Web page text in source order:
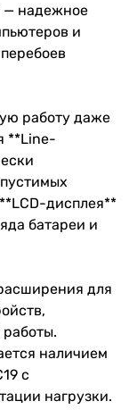
— надежное
и
работу даже
**Line-
дисплея**
батареи и
для
наличием
с
нагрузки.